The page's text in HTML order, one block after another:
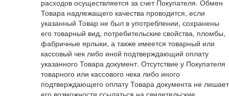
расходов осуществляется за счет Покупателя. Обмен
Товара надлежащего качества проводится, если
указанный Товар не был в употреблении, сохранены
его товарный вид, потребительские свойства, пломбы,
фабричные ярлыки, а также имеется товарный или
кассовый чек либо иной подтверждающий оплату
указанного Товара документ. Отсутствие у Покупателя
товарного или кассового чека либо иного
подтверждающего оплату Товара документа не лишает
его возможности ссылаться на свидетельские